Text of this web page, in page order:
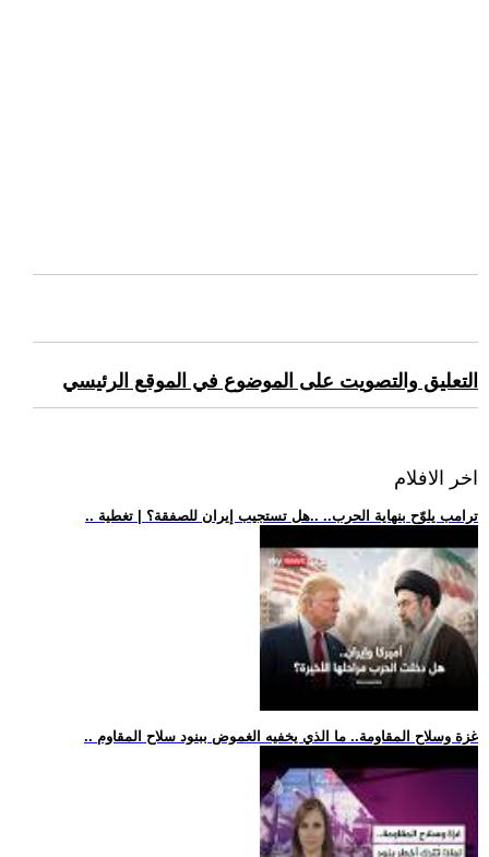
التعليق والتصويت على الموضوع في الموقع الرئيسي
اخر الافلام
.. ترامب يلوّح بنهاية الحرب.. ..هل تستجيب إيران للصفقة؟ | تغطية
.. غزة وسلاح المقاومة.. ما الذي يخفيه الغموض ببنود سلاح المقاوم